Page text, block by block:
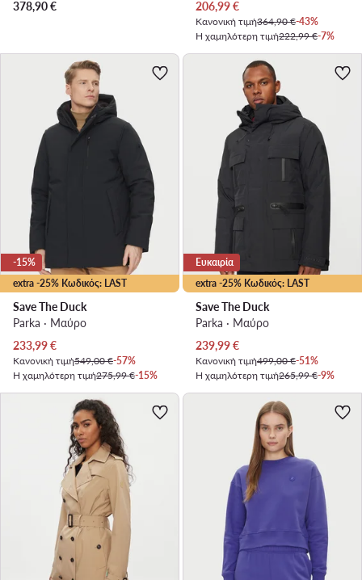
378,90€ Τρέχουσα τιμή
206,99€
Κανονική τιμή364,90 €-43%
Η χαμηλότερη τιμή222,99 €-7%
extra -25% Κωδικός: LAST
-15%
Save The Duck
Parka · Μαύρο
Τρέχουσα τιμή
233,99€
Κανονική τιμή549,00 €-57%
Η χαμηλότερη τιμή275,99 €-15%
extra -25% Κωδικός: LAST
Ευκαιρία
Save The Duck
Parka · Μαύρο
Τρέχουσα τιμή
239,99€
Κανονική τιμή499,00 €-51%
Η χαμηλότερη τιμή265,99 €-9%